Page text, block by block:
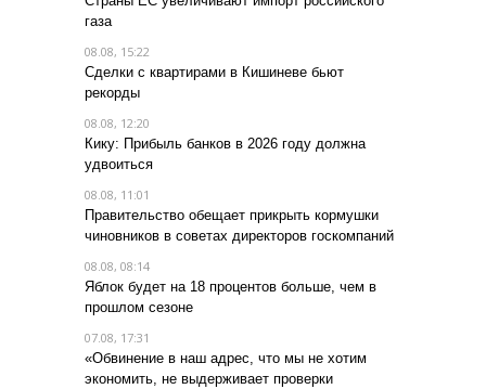
газа
08.08, 15:22
Сделки с квартирами в Кишиневе бьют
рекорды
08.08, 12:20
Кику: Прибыль банков в 2026 году должна
удвоиться
08.08, 11:01
Правительство обещает прикрыть кормушки
чиновников в советах директоров госкомпаний
08.08, 08:14
Яблок будет на 18 процентов больше, чем в
прошлом сезоне
07.08, 17:31
«Обвинение в наш адрес, что мы не хотим
экономить, не выдерживает проверки